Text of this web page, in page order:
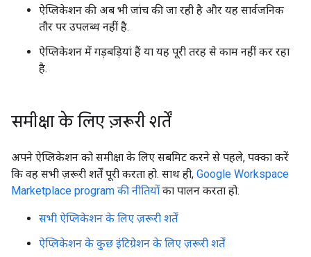
ऐप्लिकेशन की अब भी जांच की जा रही है और यह सार्वजनिक
तौर पर उपलब्ध नहीं है.
ऐप्लिकेशन में गड़बड़ियां हैं या यह पूरी तरह से काम नहीं कर रहा
है.
समीक्षा के लिए ज़रूरी शर्तें
अपने ऐप्लिकेशन को समीक्षा के लिए सबमिट करने से पहले, पक्का करें
कि वह सभी ज़रूरी शर्तें पूरी करता हो. साथ ही, Google Workspace
Marketplace program की नीतियों का पालन करता हो.
सभी ऐप्लिकेशन के लिए ज़रूरी शर्तें
ऐप्लिकेशन के कुछ इंटिग्रेशन के लिए ज़रूरी शर्तें